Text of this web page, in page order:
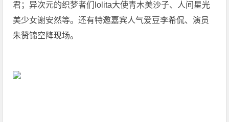
君；异次元的织梦者们lolita大使青木美沙子、人间星光
美少女谢安然等。还有特邀嘉宾人气爱豆李希侃、演员
朱赞锦空降现场。